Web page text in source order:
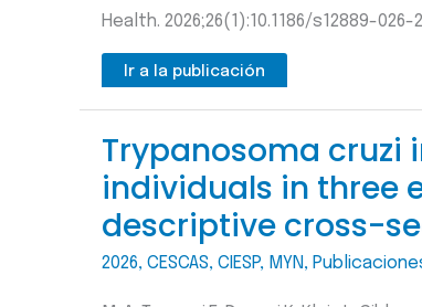
Health. 2026;26(1):10.1186/s12889-026-
Ir a la publicación
Trypanosoma cruzi
individuals in three
descriptive cross-
2026, CESCAS, CIESP, MYN,